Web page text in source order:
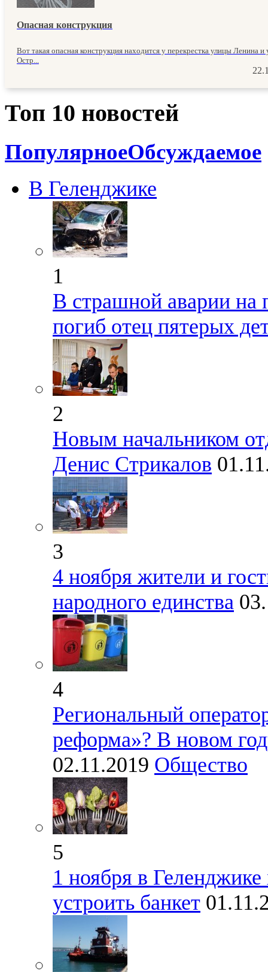
Опасная конструкция
Вот такая опасная конструкция находится у перекрестка улицы Ленина и
Остр...
Топ 10 новостей
ПопулярноеОбсуждаемое
В Геленджике
1
В страшной аварии на
погиб отец пятерых
2
Новым начальником
Денис Стрикалов
3
4 ноября жители и
народного единства
4
Региональный
реформа»? В новом
02.11.2019 Общество
5
1 ноября в Геленджике
устроить банкет